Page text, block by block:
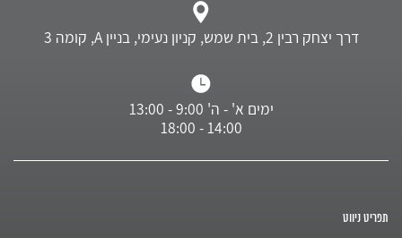
דרך יצחק רבין 2, בית שמש, קניון נעימי, בניין A, קומה 3
ימים א' - ה' 9:00 - 13:00
14:00 - 18:00
תפריט ניווט